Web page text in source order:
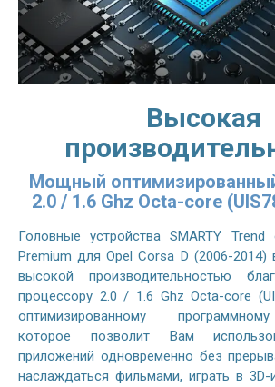
Высокая
Мощный
2.0 / 1.6 Ghz Octa-core
Головные устройства SMARTY
Premium для Opel Corsa D (2006-2014)
высокой производительностью
процессору 2.0 / 1.6 Ghz Octa-core
оптимизированному
которое позволит Вам
приложений одновременно без
наслаждаться фильмами, играть в